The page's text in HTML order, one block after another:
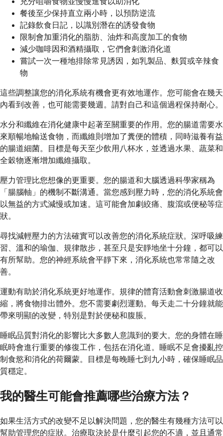
餐後至少保持直立兩小時，以預防逆流
記錄飲食日記，以識別潛在的誘發食物
限制會加重消化的脂肪、油炸和高度加工的食物
減少咖啡因和酒精攝取，它們會刺激消化道
嘗試一次一種地排除常見誘因，如乳製品、麩質或辛辣食
物
這些調整讓您的消化系統有機會更有效地運作。您可能會在幾天
內看到改善，也可能需要幾週。請對自己和這個過程保持耐心。
水分和纖維在消化健康中起著至關重要的作用。您的腸道需要水
來順暢地輸送食物，而纖維則增加了糞便的體積，同時滋養有益
的腸道細菌。目標是每天至少飲用八杯水，並透過水果、蔬菜和
全穀物逐漸增加纖維攝取。
壓力管理比您想像的更重要。您的腸道和大腦透過科學家稱為
「腸腦軸」的機制不斷溝通。當您感到壓力時，您的消化系統會
以無益的方式減慢或加速。這可能會加劇絞痛、腹瀉或便秘等症
狀。
尋找減輕壓力的方法確實可以改善您的消化系統症狀。深呼吸練
習、溫和的瑜伽、規律散步，甚至只是安靜地坐十分鐘，都可以
有所幫助。您的神經系統會平靜下來，消化系統也常常隨之改
善。
運動有助於消化系統更好地運作。規律的體育活動會刺激腸道收
縮，將食物排出體外。您不需要劇烈運動。每天走二十分鐘就能
帶來明顯的改變，特別是對於便秘和腹脹。
睡眠品質對消化的影響比大多數人意識到的要大。您的身體在睡
眠時會進行重要的修復工作，包括在消化道。睡眠不足會擾亂控
制食慾和消化的荷爾蒙。目標是每晚睡七到九小時，確保睡眠品
質穩定。
我的醫生可能會推薦哪些治療方法？
如果生活方式的改變不足以解決問題，您的醫生有幾種方法可以
幫助管理您的症狀。治療取決於是什麼引起您的不適，並且通常